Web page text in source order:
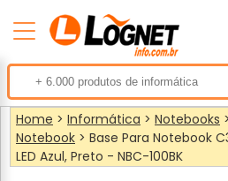
Home > Informática > Notebooks >
Notebook > Base Para Notebook
LED Azul, Preto - NBC-100BK